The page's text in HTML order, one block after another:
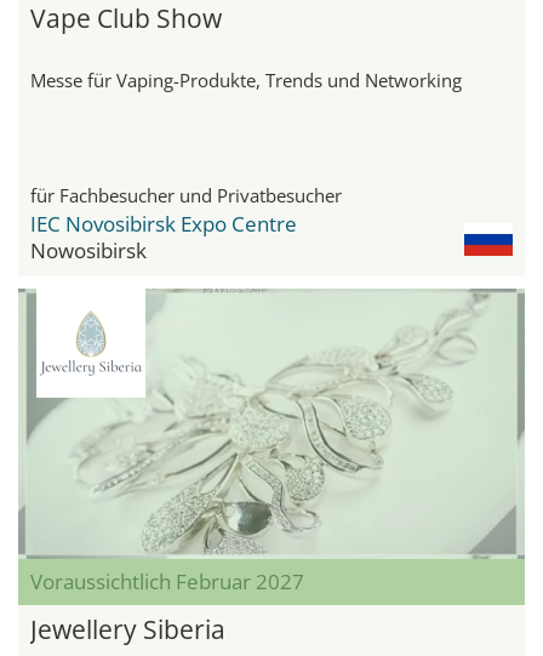
Vape Club Show
Messe für Vaping-Produkte, Trends und Networking
für Fachbesucher und Privatbesucher
IEC Novosibirsk Expo Centre
Nowosibirsk
Voraussichtlich Februar 2027
Jewellery Siberia